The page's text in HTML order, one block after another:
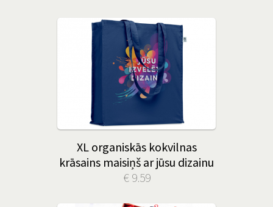
XL organiskās kokvilnas
krāsains maisiņš ar jūsu dizainu
€ 9.59